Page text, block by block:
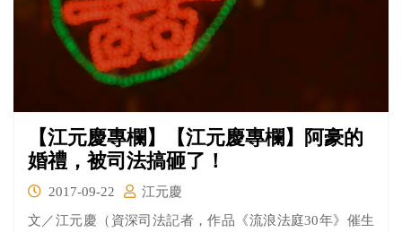
【江元慶專欄】【江元慶專欄】阿豪的
婚禮，被司法搞砸了！
2017-09-22
江元慶
文／江元慶（資深司法記者，作品《流浪法庭30年》催生